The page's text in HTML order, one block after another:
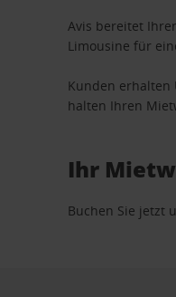
Avis bereitet
Limousine für
Kunden erhalten
halten Ihren
Ihr
Buchen Sie jetzt